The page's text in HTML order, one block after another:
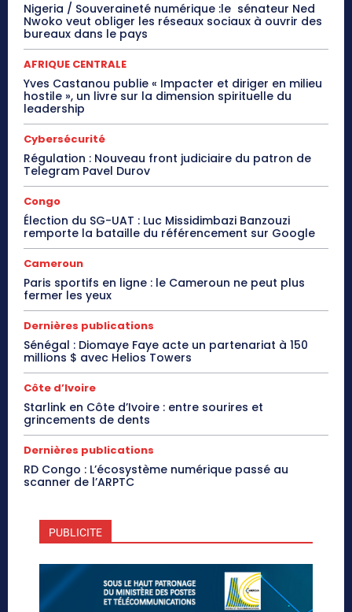
Nigeria / Souveraineté numérique :le sénateur Ned
Nwoko veut obliger les réseaux sociaux à ouvrir des
bureaux dans le pays
AFRIQUE CENTRALE
Yves Castanou publie « Impacter et diriger en milieu
hostile », un livre sur la dimension spirituelle du
leadership
Cybersécurité
Régulation : Nouveau front judiciaire du patron de
Telegram Pavel Durov
Congo
Élection du SG-UAT : Luc Missidimbazi Banzouzi
remporte la bataille du référencement sur Google
Cameroun
Paris sportifs en ligne : le Cameroun ne peut plus
fermer les yeux
Dernières publications
Sénégal : Diomaye Faye acte un partenariat à 150
millions $ avec Helios Towers
Côte d’Ivoire
Starlink en Côte d’Ivoire : entre sourires et
grincements de dents
Dernières publications
RD Congo : L’écosystème numérique passé au
scanner de l’ARPTC
PUBLICITE